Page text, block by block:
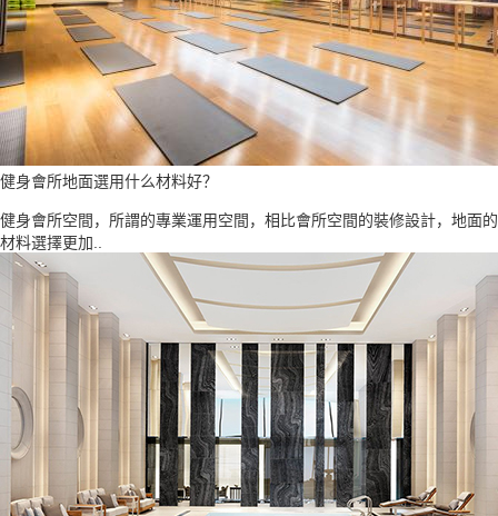
健身會所地面選用什么材料好？
健身會所空間，所謂的專業運用空間，相比會所空間的裝修設計，地面的
材料選擇更加..